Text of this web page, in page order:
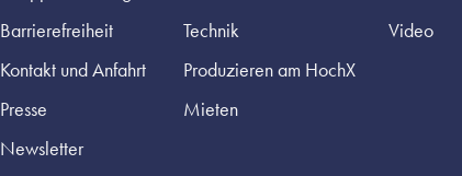
Barrierefreiheit
Kontakt und Anfahrt
Presse
Newsletter
Technik
Produzieren am HochX
Mieten
Video